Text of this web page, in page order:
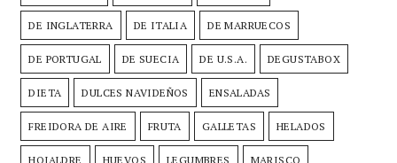
DE INGLATERRA DE ITALIA DE MARRUECOS
DE PORTUGAL DE SUECIA DE U.S.A. DEGUSTABOX
DIETA DULCES NAVIDEÑOS ENSALADAS
FREIDORA DE AIRE FRUTA GALLETAS HELADOS
HOJALDRE HUEVOS LEGUMBRES MARISCO